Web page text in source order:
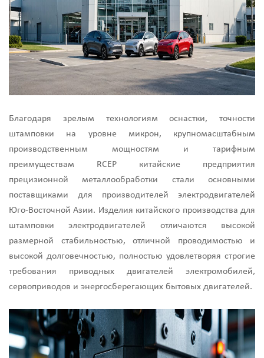
Благодаря зрелым технологиям оснастки, точности
штамповки на уровне микрон, крупномасштабным
производственным мощностям и тарифным
преимуществам RCEP китайские предприятия
прецизионной металлообработки стали основными
поставщиками для производителей электродвигателей
Юго-Восточной Азии. Изделия китайского производства для
штамповки электродвигателей отличаются высокой
размерной стабильностью, отличной проводимостью и
высокой долговечностью, полностью удовлетворяя строгие
требования приводных двигателей электромобилей,
сервоприводов и энергосберегающих бытовых двигателей.